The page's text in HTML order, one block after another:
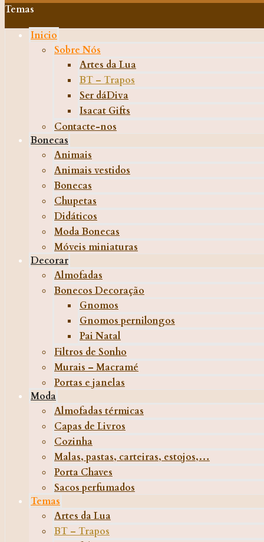
Temas
Inicio
Sobre Nós
Artes da Lua
BT – Trapos
Ser dáDiva
Isacat Gifts
Contacte-nos
Bonecas
Animais
Animais vestidos
Bonecas
Chupetas
Didáticos
Moda Bonecas
Móveis miniaturas
Decorar
Almofadas
Bonecos Decoração
Gnomos
Gnomos pernilongos
Pai Natal
Filtros de Sonho
Murais – Macramé
Portas e janelas
Moda
Almofadas térmicas
Capas de Livros
Cozinha
Malas, pastas, carteiras, estojos,…
Porta Chaves
Sacos perfumados
Temas
Artes da Lua
BT – Trapos